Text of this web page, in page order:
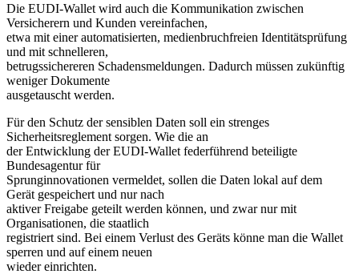
Die EUDI-Wallet wird auch die Kommunikation zwischen
Versicherern und Kunden vereinfachen,
etwa mit einer automatisierten, medienbruchfreien Identitätsprüfung
und mit schnelleren,
betrugssichereren Schadensmeldungen. Dadurch müssen zukünftig
weniger Dokumente
ausgetauscht werden.
Für den Schutz der sensiblen Daten soll ein strenges
Sicherheitsreglement sorgen. Wie die an
der Entwicklung der EUDI-Wallet federführend beteiligte
Bundesagentur für
Sprunginnovationen vermeldet, sollen die Daten lokal auf dem
Gerät gespeichert und nur nach
aktiver Freigabe geteilt werden können, und zwar nur mit
Organisationen, die staatlich
registriert sind. Bei einem Verlust des Geräts könne man die Wallet
sperren und auf einem neuen
wieder einrichten.